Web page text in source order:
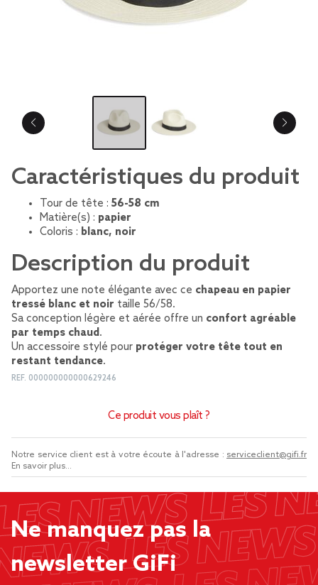
Caractéristiques du produit
Tour de tête : 56-58 cm
Matière(s) : papier
Coloris : blanc, noir
Description du produit
Apportez une note élégante avec ce chapeau en papier
tressé blanc et noir taille 56/58.
Sa conception légère et aérée offre un confort agréable
par temps chaud.
Un accessoire stylé pour protéger votre tête tout en
restant tendance.
REF. 000000000000629246
Ce produit vous plaît ?
Notre service client est à votre écoute à l'adresse : serviceclient@gifi.fr
En savoir plus...
Ne manquez pas la
newsletter GiFi